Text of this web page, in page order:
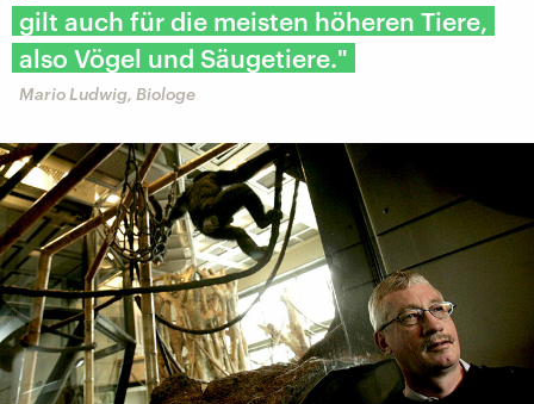
gilt auch für die meisten höheren Tiere,
also Vögel und Säugetiere."
Mario Ludwig, Biologe